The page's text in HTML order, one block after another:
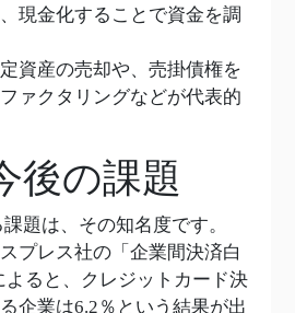
現金化することで資金を調
資産の売却や、売掛債権を
ァクタリングなどが代表的
後の課題
題は、その知名度です。
プレス社の「企業間決済白
よると、クレジットカード決
企業は6.2％という結果が出